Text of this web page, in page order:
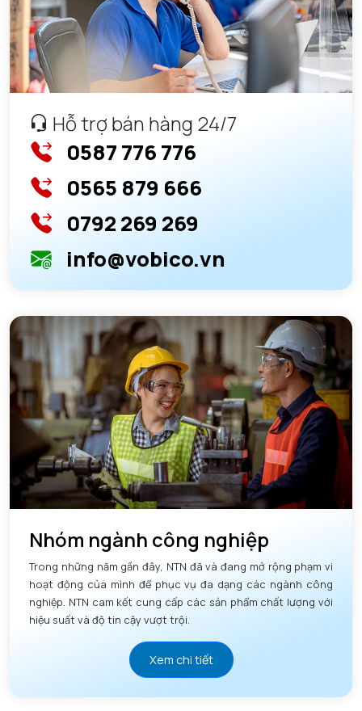
PHỤ KIỆN NTN
MÁY GIA NHIỆT NTN
Hỗ trợ bán hàng 24/7
0587 776 776
0565 879 666
0792 269 269
info@vobico.vn
Nhóm ngành công nghiệp
Trong những năm gần đây, NTN đã và đang mở rộng phạm vi
hoạt động của mình để phục vụ đa dạng các ngành công
nghiệp. NTN cam kết cung cấp các sản phẩm chất lượng với
hiệu suất và độ tin cậy vượt trội.
Xem chi tiết